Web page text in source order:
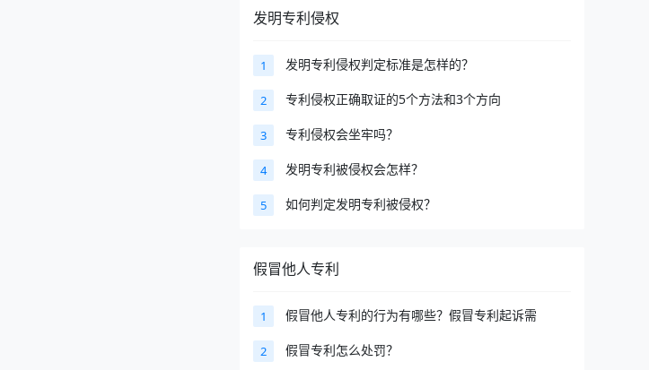
发明专利侵权
1 发明专利侵权判定标准是怎样的？
2 专利侵权正确取证的5个方法和3个方向
3 专利侵权会坐牢吗？
4 发明专利被侵权会怎样？
5 如何判定发明专利被侵权？
假冒他人专利
1 假冒他人专利的行为有哪些？假冒专利起诉需
2 假冒专利怎么处罚？